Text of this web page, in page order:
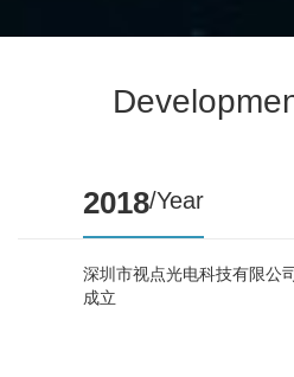
2018/Year
深圳市视点光电科技有限公
成立